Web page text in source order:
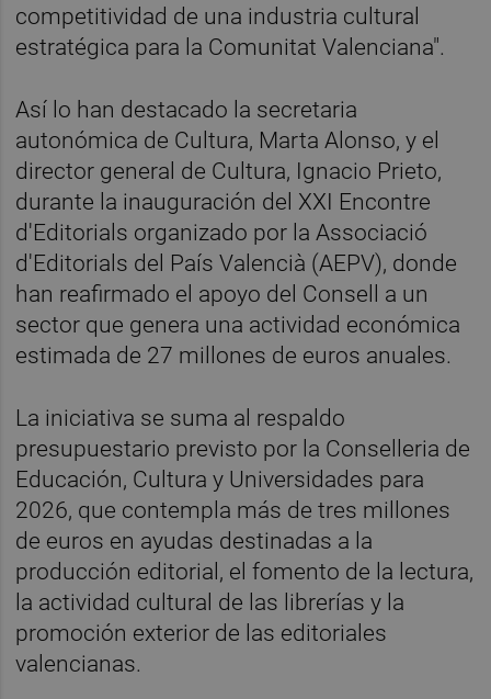
competitividad de una industria cultural
estratégica para la Comunitat Valenciana".
Así lo han destacado la secretaria
autonómica de Cultura, Marta Alonso, y el
director general de Cultura, Ignacio Prieto,
durante la inauguración del XXI Encontre
d'Editorials organizado por la Associació
d'Editorials del País Valencià (AEPV), donde
han reafirmado el apoyo del Consell a un
sector que genera una actividad económica
estimada de 27 millones de euros anuales.
La iniciativa se suma al respaldo
presupuestario previsto por la Conselleria de
Educación, Cultura y Universidades para
2026, que contempla más de tres millones
de euros en ayudas destinadas a la
producción editorial, el fomento de la lectura,
la actividad cultural de las librerías y la
promoción exterior de las editoriales
valencianas.